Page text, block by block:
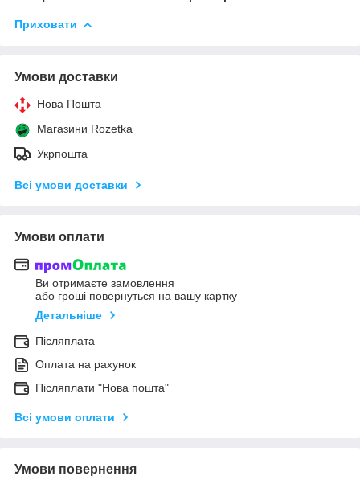
Приховати
Умови доставки
Нова Пошта
Магазини Rozetka
Укрпошта
Всі умови доставки
Умови оплати
Ви отримаєте замовлення
або гроші повернуться на вашу картку
Детальніше
Післяплата
Оплата на рахунок
Післяплати "Нова пошта"
Всі умови оплати
Умови повернення